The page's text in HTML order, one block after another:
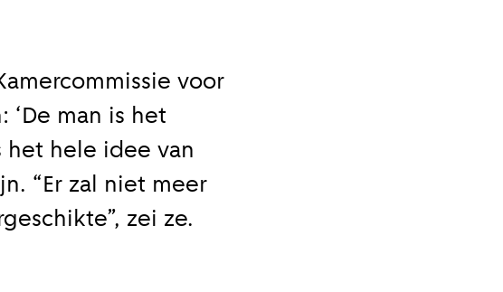
voor
man is het
het hele idee van
“Er zal niet meer
zei ze.